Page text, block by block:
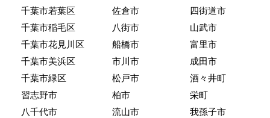
千葉市若葉区
千葉市稲毛区
千葉市花見川区
千葉市美浜区
千葉市緑区
習志野市
八千代市
佐倉市
八街市
船橋市
市川市
松戸市
柏市
流山市
四街道市
山武市
富里市
成田市
酒々井町
栄町
我孫子市